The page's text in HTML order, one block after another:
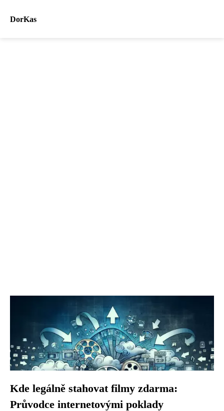
DorKas
Kde legálně stahovat filmy zdarma:
Průvodce internetovými poklady